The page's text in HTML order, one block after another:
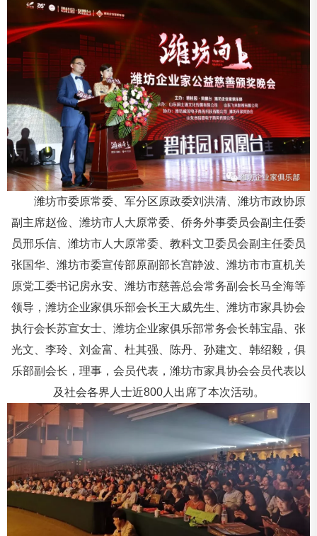
潍坊市委原常委、军分区原政委刘洪清、潍坊市政协原
副主席赵俭、潍坊市人大原常委、侨务外事委员会副主任委
员邢乐信、潍坊市人大原常委、教科文卫委员会副主任委员
张国华、潍坊市委宣传部原副部长宫静波、潍坊市市直机关
原党工委书记房永安、潍坊市慈善总会常务副会长马全海等
领导，潍坊企业家俱乐部会长王大威先生、潍坊市家具协会
执行会长苏宣女士、潍坊企业家俱乐部常务会长韩宝晶、张
光文、李玲、刘金富、杜其强、陈丹、孙建文、韩绍毅，俱
乐部副会长，理事，会员代表，潍坊市家具协会会员代表以
及社会各界人士近800人出席了本次活动。